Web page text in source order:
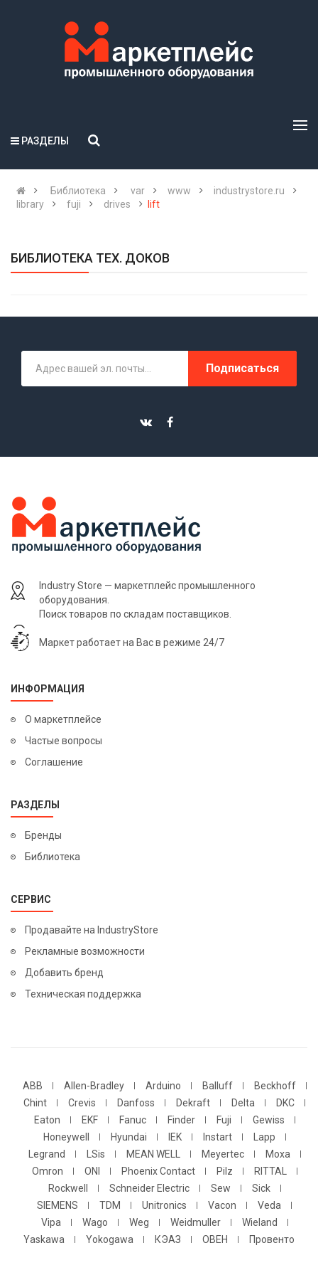
РАЗДЕЛЫ
Библиотека var www
industrystore.ru
library
fuji drives lift
БИБЛИОТЕКА ТЕХ. ДОКОВ
Подписаться
Industry Store — маркетплейс промышленного
оборудования.
Поиск товаров по складам поставщиков.
Маркет работает на Вас в режиме 24/7
ИНФОРМАЦИЯ
О маркетплейсе
Частые вопросы
Соглашение
РАЗДЕЛЫ
Бренды
Библиотека
СЕРВИС
Продавайте на IndustryStore
Рекламные возможности
Добавить бренд
Техническая поддержка
ABB Allen-Bradley Arduino Balluff
Beckhoff
Chint
Crevis Danfoss Dekraft Delta
DKC
Eaton
EKF Fanuc Finder Fuji
Gewiss
Honeywell
Hyundai IEK Instart
Lapp
Legrand
LSis MEAN WELL Meyertec
Moxa
Omron
ONI Phoenix Contact Pilz
RITTAL
Rockwell
Schneider Electric Sew
Sick
SIEMENS
TDM Unitronics Vacon
Veda
Vipa
Wago Weg Weidmuller
Wieland
Yaskawa
Yokogawa КЭАЗ ОВЕН Провенто